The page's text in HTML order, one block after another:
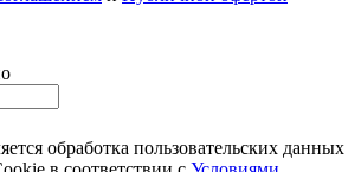
обработка пользовательских данных